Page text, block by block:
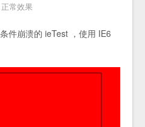
常效果
件崩溃的 ieTest ，使用 IE6